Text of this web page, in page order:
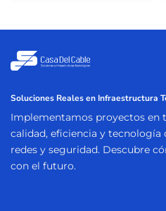
Soluciones Reales en Infraestructura
Implementamos proyectos en
calidad, eficiencia y tecnología
redes y seguridad. Descubre
con el futuro.